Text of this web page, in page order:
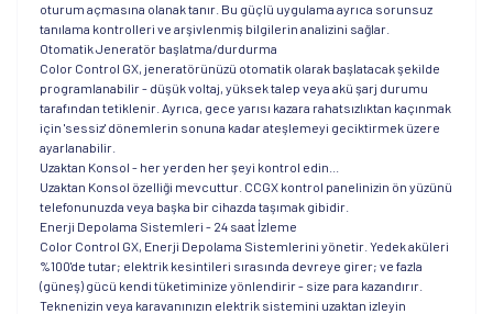
oturum açmasına olanak tanır. Bu güçlü uygulama ayrıca sorunsuz
tanılama kontrolleri ve arşivlenmiş bilgilerin analizini sağlar.
Otomatik Jeneratör başlatma/durdurma
Color Control GX, jeneratörünüzü otomatik olarak başlatacak şekilde
programlanabilir - düşük voltaj, yüksek talep veya akü şarj durumu
tarafından tetiklenir. Ayrıca, gece yarısı kazara rahatsızlıktan kaçınmak
için 'sessiz' dönemlerin sonuna kadar ateşlemeyi geciktirmek üzere
ayarlanabilir.
Uzaktan Konsol - her yerden her şeyi kontrol edin...
Uzaktan Konsol özelliği mevcuttur. CCGX kontrol panelinizin ön yüzünü
telefonunuzda veya başka bir cihazda taşımak gibidir.
Enerji Depolama Sistemleri - 24 saat İzleme
Color Control GX, Enerji Depolama Sistemlerini yönetir. Yedek aküleri
%100'de tutar; elektrik kesintileri sırasında devreye girer; ve fazla
(güneş) gücü kendi tüketiminize yönlendirir - size para kazandırır.
Teknenizin veya karavanınızın elektrik sistemini uzaktan izleyin